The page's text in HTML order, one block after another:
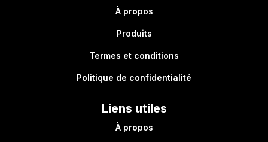
À propos
Produits
Termes et conditions
Politique de confidentialité
Liens utiles
À propos